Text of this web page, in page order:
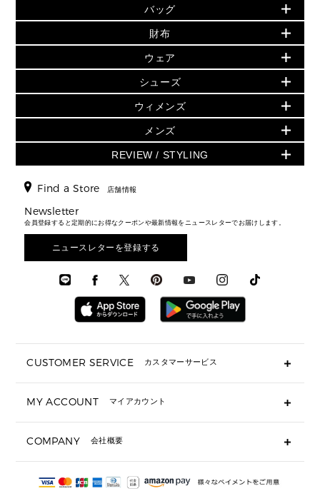
バッグ
小物
シューズ・靴
ウェア
アクセサリー
時計
▶ メンズ
バッグ
ウェア
アクセサリー
再値下げアイテム
追加アイテム
▶ ウィメンズすべて(ウェア・シューズ除く)
バッグ
財布・小物
ウェア
シューズ
時計・ジュエリー
アクセサリー
メンズ バッグ
メンズ 財布・小物
メンズ シューズ
メンズ ウェア
メンズ 時計・その他
夏のスタイル
▶ すべて
▶ ウィメンズすべて
財布・小物
アクセサリー
フレグランス
シューズ
▶ メンズすべて
メンズ財布・小物
メンズアクセサリー
メンズウェア
バッグ
人気の定番アイテム
日本限定 - バッグ
▶ ウィメンズすべて
トートバッグ
ショルダーバッグ
クロスボディ・斜め掛け
トラベル
3 IN 1 / 2 IN 1 バッグ
▶ メンズすべて
財布
日本限定 - 財布・小物
▶ ウィメンズすべて
GREENWICH
折り財布(二つ折り・三つ折り)
長財布
▶ メンズすべて
ウェア
▶ ウィメンズすべて
トップス
スカート・パンツ
ジャケット・アウター
▶ メンズすべて
シューズ
▶ ウィメンズすべて
サンダル
スニーカー
▶ メンズすべて
ウィメンズ
人気の定番アイテム
▶ ウィメンズすべて
▶ バッグすべて
通勤・通学アイテム
3 IN 1 バッグ
ミニ財布・フラグメントケース
▶ 小物すべて
定期ケース・カードケース・名刺入れ
サンダル
スニーカー
メンズ
▶ メンズすべて
財布・小物
時計・ジュエリー
アクセサリー
REVIEW / STYLING
エディターレビュー
Find a Store 店舗情報
Newsletter
会員登録すると定期的にお得なクーポンや最新情報をニュースレターでお届けします。
ニュースレターを登録する
CUSTOMER SERVICE カスタマーサービス
ギフト用にラッピングができますか？
ショッピングバッグを購入商品分送ってもらえますか？
注文後に完了メールが受信できないのですが？
サイズ交換はできますか？
MY ACCOUNT マイアカウント
COMPANY 会社概要
会社概要